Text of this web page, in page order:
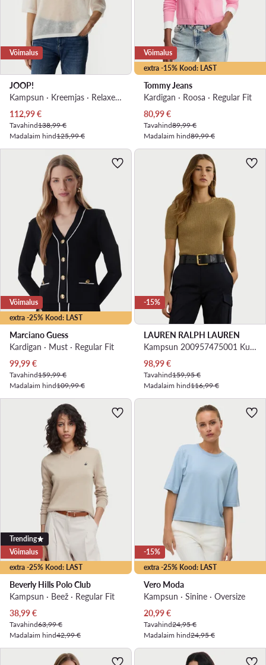
Võimalus
JOOP!
Kampsun · Kreemjas · Relaxed Fit
Praegune hind
112,99€
Tavahind138,99 €
Madalaim hind125,99 €
extra -15% Kood: LAST
Võimalus
Tommy Jeans
Kardigan · Roosa · Regular Fit
Praegune hind
80,99€
Tavahind89,99 €
Madalaim hind89,99 €
extra -25% Kood: LAST
Võimalus
Marciano Guess
Kardigan · Must · Regular Fit
Praegune hind
99,99€
Tavahind159,99 €
Madalaim hind109,99 €
-15%
LAUREN RALPH LAUREN
Kampsun 200957475001 Kuldne
Praegune hind
98,99€
Tavahind159,95 €
Madalaim hind116,99 €
extra -25% Kood: LAST
Trending
Võimalus
Beverly Hills Polo Club
Kampsun · Beež · Regular Fit
Praegune hind
38,99€
Tavahind63,99 €
Madalaim hind42,99 €
extra -25% Kood: LAST
-15%
Vero Moda
Kampsun · Sinine · Oversize
Praegune hind
20,99€
Tavahind24,95 €
Madalaim hind24,95 €